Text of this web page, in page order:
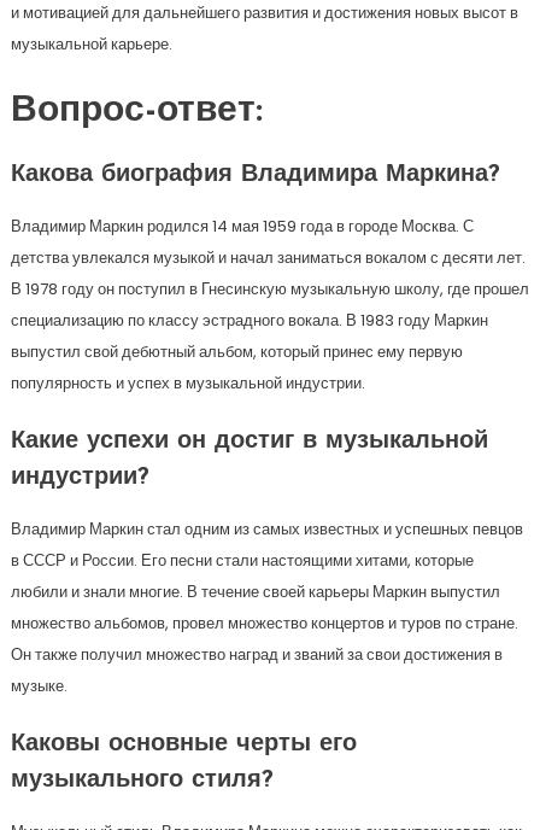
и мотивацией для дальнейшего развития и достижения новых высот в
музыкальной карьере.
Вопрос-ответ:
Какова биография Владимира Маркина?
Владимир Маркин родился 14 мая 1959 года в городе Москва. С
детства увлекался музыкой и начал заниматься вокалом с десяти лет.
В 1978 году он поступил в Гнесинскую музыкальную школу, где прошел
специализацию по классу эстрадного вокала. В 1983 году Маркин
выпустил свой дебютный альбом, который принес ему первую
популярность и успех в музыкальной индустрии.
Какие успехи он достиг в музыкальной
индустрии?
Владимир Маркин стал одним из самых известных и успешных певцов
в СССР и России. Его песни стали настоящими хитами, которые
любили и знали многие. В течение своей карьеры Маркин выпустил
множество альбомов, провел множество концертов и туров по стране.
Он также получил множество наград и званий за свои достижения в
музыке.
Каковы основные черты его
музыкального стиля?